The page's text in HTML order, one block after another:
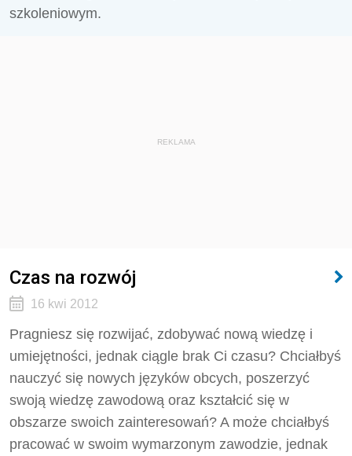
szkoleniowym.
REKLAMA
Czas na rozwój
16 kwi 2012
Pragniesz się rozwijać, zdobywać nową wiedzę i
umiejętności, jednak ciągle brak Ci czasu? Chciałbyś
nauczyć się nowych języków obcych, poszerzyć
swoją wiedzę zawodową oraz kształcić się w
obszarze swoich zainteresowań? A może chciałbyś
pracować w swoim wymarzonym zawodzie, jednak